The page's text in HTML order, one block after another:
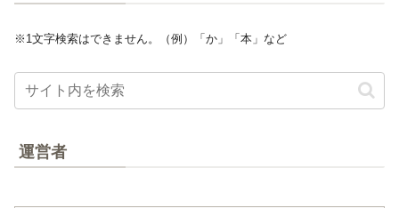
※1文字検索はできません。（例）「か」「本」など
運営者